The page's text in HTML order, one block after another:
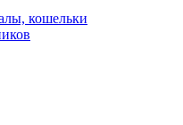
кошельки